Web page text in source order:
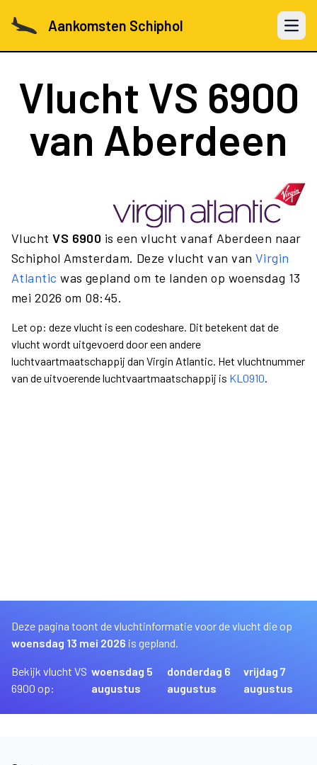
Aankomsten Schiphol Open
Vlucht VS 6900
van Aberdeen
VluchtVS 6900 is een vlucht vanaf Aberdeen naar
Schiphol Amsterdam. Deze vlucht van vanVirgin
Atlantic was gepland om te landen op woensdag 13
mei 2026 om 08:45.
Let op: deze vlucht is een codeshare. Dit betekent dat de
vlucht wordt uitgevoerd door een andere
luchtvaartmaatschappij dan Virgin Atlantic. Het vluchtnummer
van de uitvoerende luchtvaartmaatschappij is KL0910.
Deze pagina toont de vluchtinformatie voor de vlucht die op
woensdag 13 mei 2026 is gepland.
Bekijk vlucht VS
6900 op:
woensdag 5
augustus
donderdag 6
augustus
vrijdag 7
augustus